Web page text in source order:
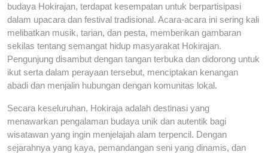
budaya Hokirajan, terdapat kesempatan untuk berpartisipasi
dalam upacara dan festival tradisional. Acara-acara ini sering kali
melibatkan musik, tarian, dan pesta, memberikan gambaran
sekilas tentang semangat hidup masyarakat Hokirajan.
Pengunjung disambut dengan tangan terbuka dan didorong untuk
ikut serta dalam perayaan tersebut, menciptakan kenangan
abadi dan menjalin hubungan dengan komunitas lokal.
Secara keseluruhan, Hokiraja adalah destinasi yang
menawarkan pengalaman budaya unik dan autentik bagi
wisatawan yang ingin menjelajah alam terpencil. Dengan
sejarahnya yang kaya, pemandangan seni yang dinamis, dan